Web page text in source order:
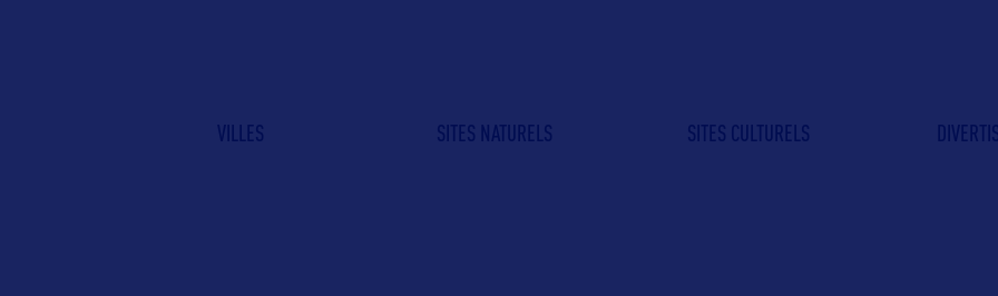
VILLES SITES NATURELS SITES CULTURELS